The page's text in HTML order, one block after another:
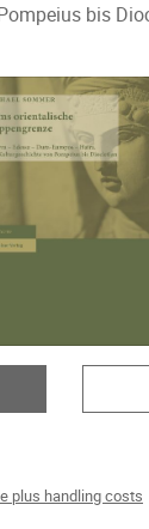
bis
plus handling costs